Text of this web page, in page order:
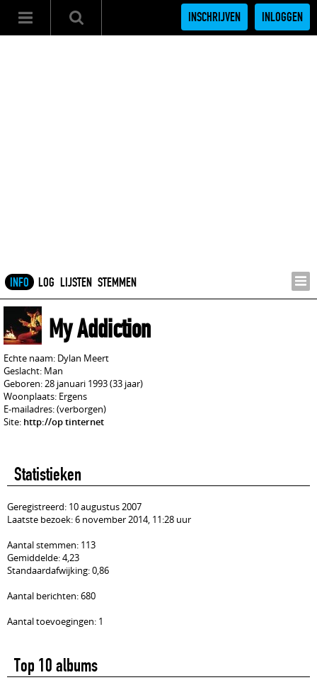
INSCHRIJVEN INLOGGEN
INFO LOG LIJSTEN STEMMEN
My Addiction
Echte naam: Dylan Meert
Geslacht: Man
Geboren: 28 januari 1993 (33 jaar)
Woonplaats: Ergens
E-mailadres: (verborgen)
Site: http://op tinternet
Statistieken
Geregistreerd: 10 augustus 2007
Laatste bezoek: 6 november 2014, 11:28 uur
Aantal stemmen: 113
Gemiddelde: 4,23
Standaardafwijking: 0,86
Aantal berichten: 680
Aantal toevoegingen: 1
Top 10 albums